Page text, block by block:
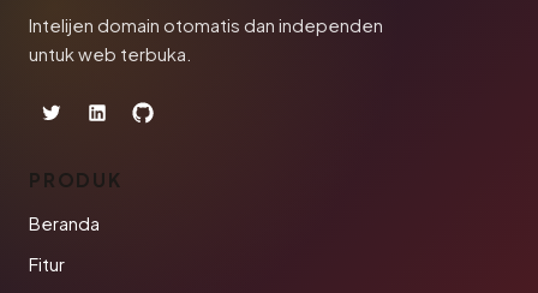
Intelijen domain otomatis dan independen
untuk web terbuka.
PRODUK
Beranda
Fitur